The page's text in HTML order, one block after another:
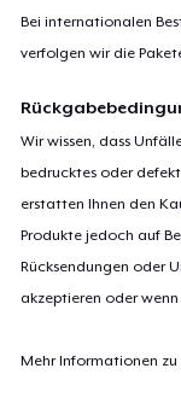
Bei internationalen
verfolgen wir die
Wir wissen, dass
bedrucktes oder
erstatten Ihnen den
Produkte jedoch auf
Rücksendungen oder
akzeptieren oder
Mehr Informationen